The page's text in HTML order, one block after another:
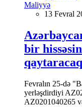
Maliyyə
13 Fevral
bir
qaytaracaq
Fevralın 25-də
yerləşdirdiyi
AZ0201040265